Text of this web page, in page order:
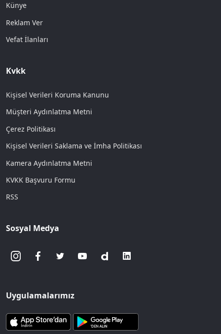
Künye
Reklam Ver
Vefat İlanları
Kvkk
Kişisel Verileri Koruma Kanunu
Müşteri Aydınlatma Metni
Çerez Politikası
Kişisel Verileri Saklama ve İmha Politikası
Kamera Aydınlatma Metni
KVKK Başvuru Formu
RSS
Sosyal Medya
Uygulamalarımız